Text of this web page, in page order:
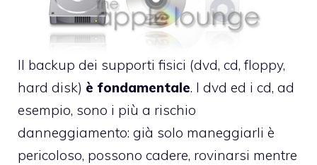
Il backup dei supporti fisici (dvd, cd, floppy,
hard disk) è fondamentale. I dvd ed i cd, ad
esempio, sono i più a rischio
danneggiamento: già solo maneggiarli è
pericoloso, possono cadere, rovinarsi mentre